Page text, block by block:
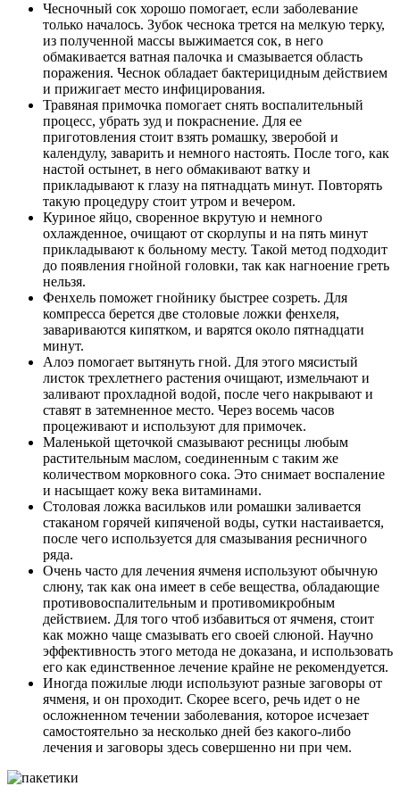
Чесночный сок хорошо помогает, если заболевание
только началось. Зубок чеснока трется на мелкую терку,
из полученной массы выжимается сок, в него
обмакивается ватная палочка и смазывается область
поражения. Чеснок обладает бактерицидным действием
и прижигает место инфицирования.
Травяная примочка помогает снять воспалительный
процесс, убрать зуд и покраснение. Для ее
приготовления стоит взять ромашку, зверобой и
календулу, заварить и немного настоять. После того, как
настой остынет, в него обмакивают ватку и
прикладывают к глазу на пятнадцать минут. Повторять
такую процедуру стоит утром и вечером.
Куриное яйцо, своренное вкрутую и немного
охлажденное, очищают от скорлупы и на пять минут
прикладывают к больному месту. Такой метод подходит
до появления гнойной головки, так как нагноение греть
нельзя.
Фенхель поможет гнойнику быстрее созреть. Для
компресса берется две столовые ложки фенхеля,
завариваются кипятком, и варятся около пятнадцати
минут.
Алоэ помогает вытянуть гной. Для этого мясистый
листок трехлетнего растения очищают, измельчают и
заливают прохладной водой, после чего накрывают и
ставят в затемненное место. Через восемь часов
процеживают и используют для примочек.
Маленькой щеточкой смазывают ресницы любым
растительным маслом, соединенным с таким же
количеством морковного сока. Это снимает воспаление
и насыщает кожу века витаминами.
Столовая ложка васильков или ромашки заливается
стаканом горячей кипяченой воды, сутки настаивается,
после чего используется для смазывания ресничного
ряда.
Очень часто для лечения ячменя используют обычную
слюну, так как она имеет в себе вещества, обладающие
противовоспалительным и противомикробным
действием. Для того чтоб избавиться от ячменя, стоит
как можно чаще смазывать его своей слюной. Научно
эффективность этого метода не доказана, и использовать
его как единственное лечение крайне не рекомендуется.
Иногда пожилые люди используют разные заговоры от
ячменя, и он проходит. Скорее всего, речь идет о не
осложненном течении заболевания, которое исчезает
самостоятельно за несколько дней без какого-либо
лечения и заговоры здесь совершенно ни при чем.